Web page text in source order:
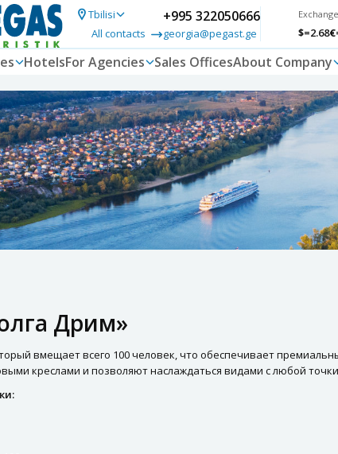
Tbilisi
All contacts
+995 322050666
georgia@pegast.ge $=2.68€
HotelsFor Agencies Sales OfficesAbout Company
Дрим»
вмещает всего 100 человек, что обеспечивает
креслами и позволяют наслаждаться видами с любой